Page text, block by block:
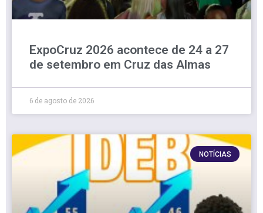
ExpoCruz 2026 acontece de 24 a 27
de setembro em Cruz das Almas
6 de agosto de 2026
NOTÍCIAS